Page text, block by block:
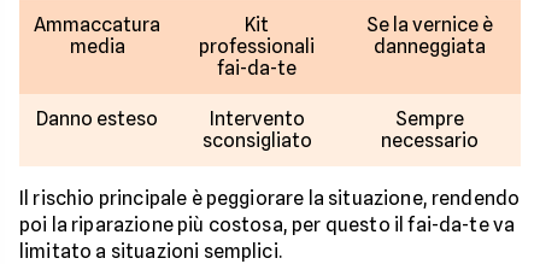
Ammaccatura
media
Kit
professionali
fai-da-te
Se la vernice è
danneggiata
Danno esteso
Intervento
sconsigliato
Sempre
necessario
Il rischio principale è peggiorare la situazione, rendendo
poi la riparazione più costosa, per questo il fai-da-te va
limitato a situazioni semplici.